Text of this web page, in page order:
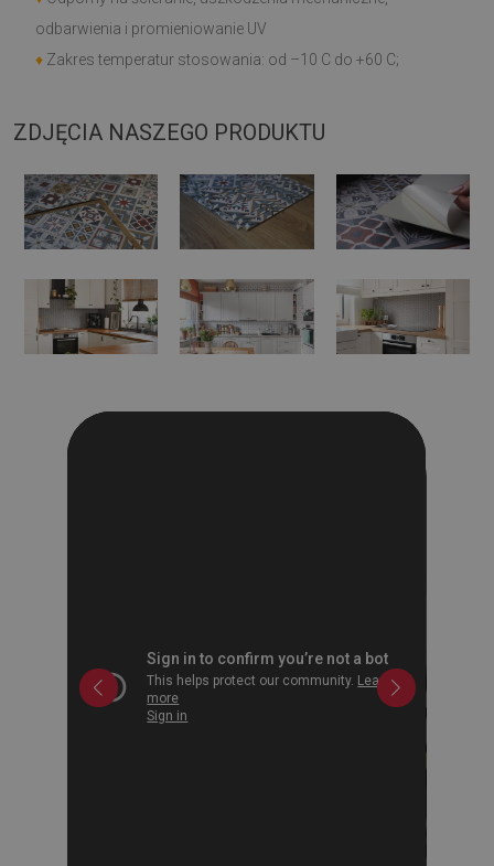
odbarwienia i promieniowanie UV
♦ Zakres temperatur stosowania: od –10 C do +60 C;
ZDJĘCIA NASZEGO PRODUKTU